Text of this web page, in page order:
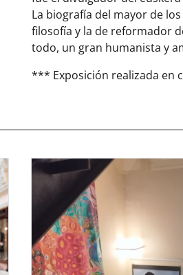
La biografía del mayor de
filosofía y la de reformador
todo, un gran humanista y
*** Exposición realizada en